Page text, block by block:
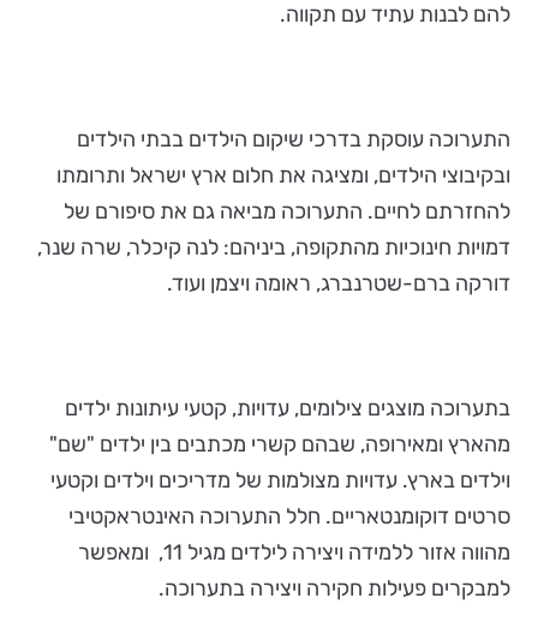
להם לבנות עתיד עם תקווה.
התערוכה עוסקת בדרכי שיקום הילדים בבתי הילדים
ובקיבוצי הילדים, ומציגה את חלום ארץ ישראל ותרומתו
להחזרתם לחיים. התערוכה מביאה גם את סיפורם של
דמויות חינוכיות מהתקופה, ביניהם: לנה קיכלר, שרה שנר,
דורקה ברם-שטרנברג, ראומה ויצמן ועוד.
בתערוכה מוצגים צילומים, עדויות, קטעי עיתונות ילדים
מהארץ ומאירופה, שבהם קשרי מכתבים בין ילדים "שם"
וילדים בארץ. עדויות מצולמות של מדריכים וילדים וקטעי
סרטים דוקומנטאריים. חלל התערוכה האינטראקטיבי
מהווה אזור ללמידה ויצירה לילדים מגיל 11, ומאפשר
למבקרים פעילות חקירה ויצירה בתערוכה.